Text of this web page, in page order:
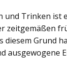
und Trinken ist
zeitgemäßen
diesem Grund
ausgewogene